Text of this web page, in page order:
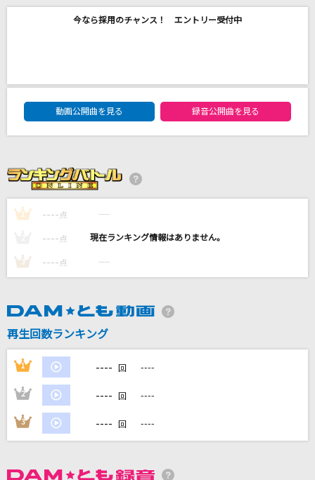
絶対称賛！
HoneyWorks feat.ハコニワリリィ
[生音]青春の影
Magic
Mrs. GREEN APPLE
DAMに会員登録・ログインして
カラオケをもっと楽しもう！
自宅でカラオケ歌い放題！
今なら採用のチャンス！ エントリー受付中
DAM★ともボーカルエントリーランキング
動画公開曲を見る
録音公開曲を見る
1 ---- 点 ----
---- 点 ----
3 ---- 点 ----
再生回数ランキング
1 ---- 回 ----
2 ---- 回 ----
3 ---- 回 ----